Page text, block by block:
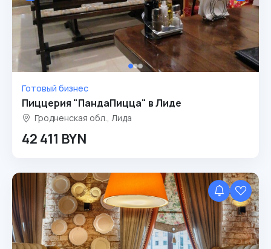
Готовый бизнес
Пиццерия "ПандаПицца" в Лиде
Гродненская обл., Лида
42 411 BYN